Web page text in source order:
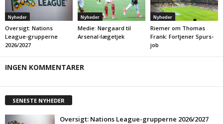
Nyheder
Oversigt: Nations
League-grupperne
2026/2027
Nyheder
Medie: Nørgaard til
Arsenal-lægetjek
Nyheder
Riemer om Thomas
Frank: Fortjener Spurs-
job
INGEN KOMMENTARER
SENESTE NYHEDER
Oversigt: Nations League-grupperne 2026/2027